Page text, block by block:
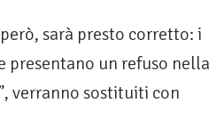
sarà presto corretto: i
presentano un refuso nella
verranno sostituiti con